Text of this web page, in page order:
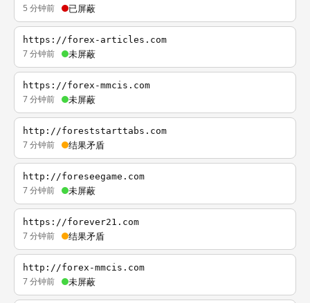
5 分钟前 已屏蔽
https://forex-articles.com
7 分钟前 未屏蔽
https://forex-mmcis.com
7 分钟前 未屏蔽
http://foreststarttabs.com
7 分钟前 结果矛盾
http://foreseegame.com
7 分钟前 未屏蔽
https://forever21.com
7 分钟前 结果矛盾
http://forex-mmcis.com
7 分钟前 未屏蔽